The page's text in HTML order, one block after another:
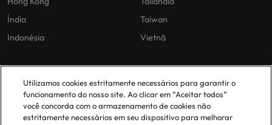
Índia
Indonésia
Taiwan
Vietnã
As nossas políticas
Politica Privacidade
Politica de cookies
O nosso escritório em
Portugal
Lisboa
Utilizamos cookies estritamente necessários para garantir o
funcionamento do nosso site. Ao clicar em “Aceitar todos”
você concorda com o armazenamento de cookies não
estritamente necessários em seu dispositivo para melhorar